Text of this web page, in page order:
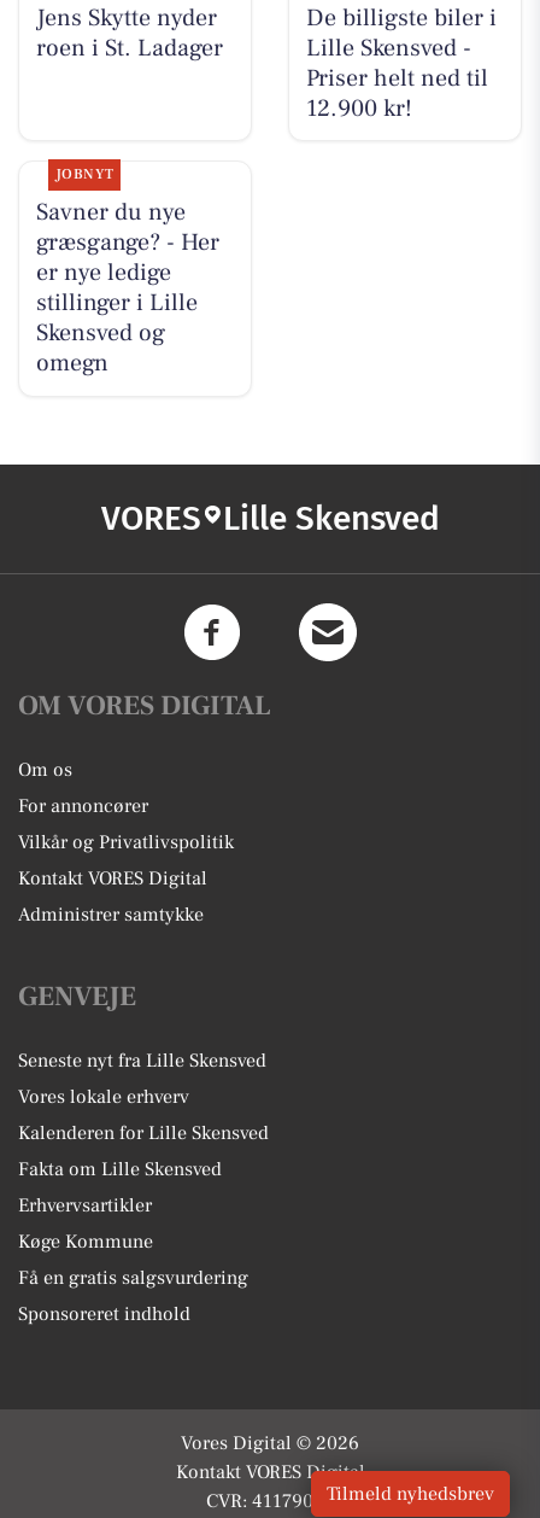
Jens Skytte nyder
roen i St. Ladager
De billigste biler i
Lille Skensved -
Priser helt ned til
12.900 kr!
JOBNYT
Savner du nye
græsgange? - Her
er nye ledige
stillinger i Lille
Skensved og
omegn
VORES Lille Skensved
OM VORES DIGITAL
Om os
For annoncører
Vilkår og Privatlivspolitik
Kontakt VORES Digital
Administrer samtykke
GENVEJE
Seneste nyt fra Lille Skensved
Vores lokale erhverv
Kalenderen for Lille Skensved
Fakta om Lille Skensved
Erhvervsartikler
Køge Kommune
Få en gratis salgsvurdering
Sponsoreret indhold
Vores Digital © 2026
Kontakt VORES Digital
CVR: 41179082Tilmeld nyhedsbrev